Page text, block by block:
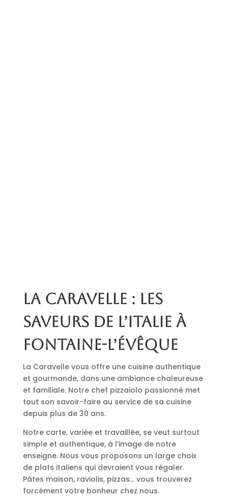
La Caravelle : les
saveurs de l’Italie à
Fontaine-l’Évêque
La Caravelle vous offre une cuisine authentique
et gourmande, dans une ambiance chaleureuse
et familiale. Notre chef pizzaiolo passionné met
tout son savoir-faire au service de sa cuisine
depuis plus de 30 ans.
Notre carte, variée et travaillée, se veut surtout
simple et authentique, à l’image de notre
enseigne. Nous vous proposons un large choix
de plats italiens qui devraient vous régaler.
Pâtes maison, raviolis, pizzas… vous trouverez
forcément votre bonheur chez nous.